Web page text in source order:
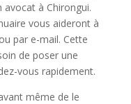
à Chirongui.
vous aideront à
par e-mail. Cette
de poser une
vous rapidement.
même de le